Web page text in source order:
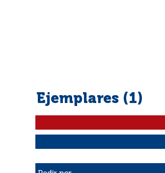
Ejemplares (1)